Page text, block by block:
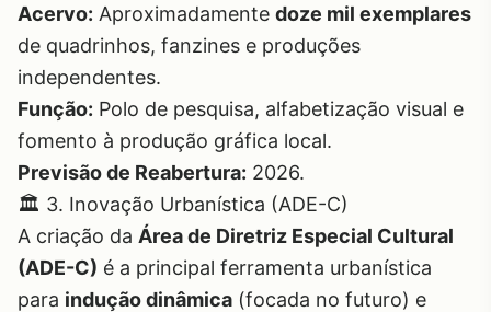
Acervo: Aproximadamente doze mil exemplares
de quadrinhos, fanzines e produções
independentes.
Função: Polo de pesquisa, alfabetização visual e
fomento à produção gráfica local.
Previsão de Reabertura: 2026.
🏛️ 3. Inovação Urbanística (ADE-C)
A criação da Área de Diretriz Especial Cultural
(ADE-C) é a principal ferramenta urbanística
para indução dinâmica (focada no futuro) e